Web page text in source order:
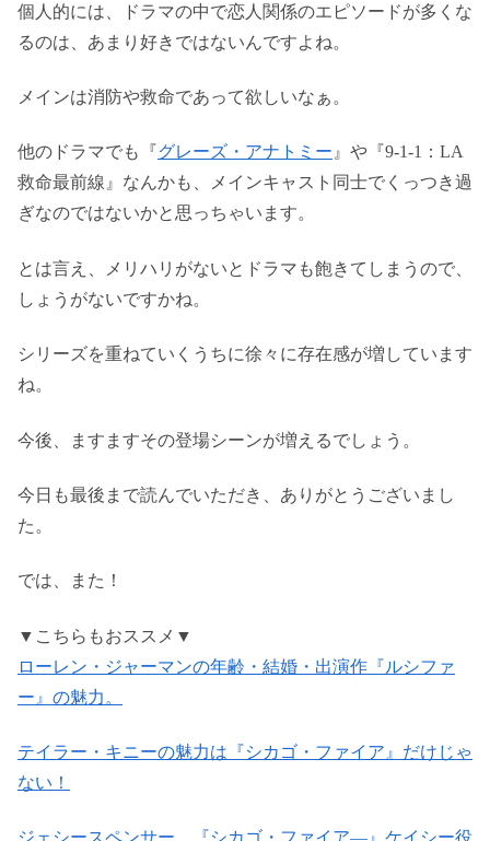
個人的には、ドラマの中で恋人関係のエピソードが多くな
るのは、あまり好きではないんですよね。
メインは消防や救命であって欲しいなぁ。
他のドラマでも『グレーズ・アナトミー 』や『9-1-1：LA
救命最前線』なんかも、メインキャスト同士でくっつき過
ぎなのではないかと思っちゃいます。
とは言え、メリハリがないとドラマも飽きてしまうので、
しょうがないですかね。
シリーズを重ねていくうちに徐々に存在感が増しています
ね。
今後、ますますその登場シーンが増えるでしょう。
今日も最後まで読んでいただき、ありがとうございまし
た。
では、また！
▼こちらもおススメ▼
ローレン・ジャーマンの年齢・結婚・出演作『ルシファ
ー』の魅力。
テイラー・キニーの魅力は『シカゴ・ファイア』だけじゃ
ない！